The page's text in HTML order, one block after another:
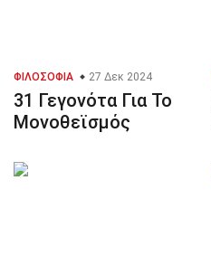
ΦΙΛΟΣΟΦΊΑ 27 Δεκ 2024
31 Γεγονότα Για Το
Μονοθεϊσμός